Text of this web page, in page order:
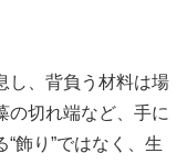
し、背負う材料は場
の切れ端など、手に
飾り”ではなく、生